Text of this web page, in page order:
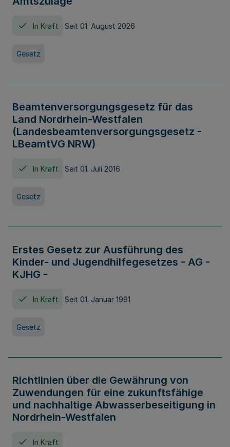
In Kraft Seit 01. August 2026
Gesetz
Beamtenversorgungsgesetz für das
Land Nordrhein-Westfalen
(Landesbeamtenversorgungsgesetz -
LBeamtVG NRW)
In Kraft Seit 01. Juli 2016
Gesetz
Erstes Gesetz zur Ausführung des
Kinder- und Jugendhilfegesetzes - AG -
KJHG -
In Kraft Seit 01. Januar 1991
Gesetz
Richtlinien über die Gewährung von
Zuwendungen für eine zukunftsfähige
und nachhaltige Abwasserbeseitigung in
Nordrhein-Westfalen
In Kraft